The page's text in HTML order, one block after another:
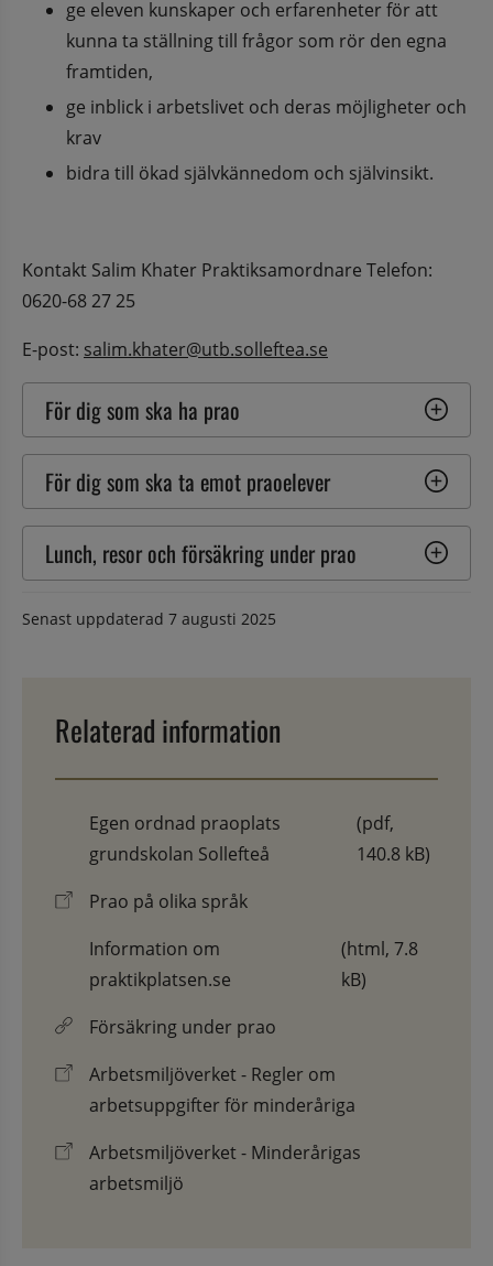
ge eleven kunskaper och erfarenheter för att
kunna ta ställning till frågor som rör den egna
framtiden,
ge inblick i arbetslivet och deras möjligheter och
krav
bidra till ökad självkännedom och självinsikt.
Kontakt Salim Khater Praktiksamordnare Telefon:
0620-68 27 25
E-post: salim.khater@utb.solleftea.se
För dig som ska ha prao
För dig som ska ta emot praoelever
Lunch, resor och försäkring under prao
Senast uppdaterad 7 augusti 2025
Relaterad information
Egen ordnad praoplats
grundskolan Sollefteå
(pdf,
140.8 kB)
Prao på olika språk
Information om
praktikplatsen.se
(html, 7.8
kB)
Försäkring under prao
Arbetsmiljöverket - Regler om
arbetsuppgifter för minderåriga
Arbetsmiljöverket - Minderårigas
arbetsmiljö